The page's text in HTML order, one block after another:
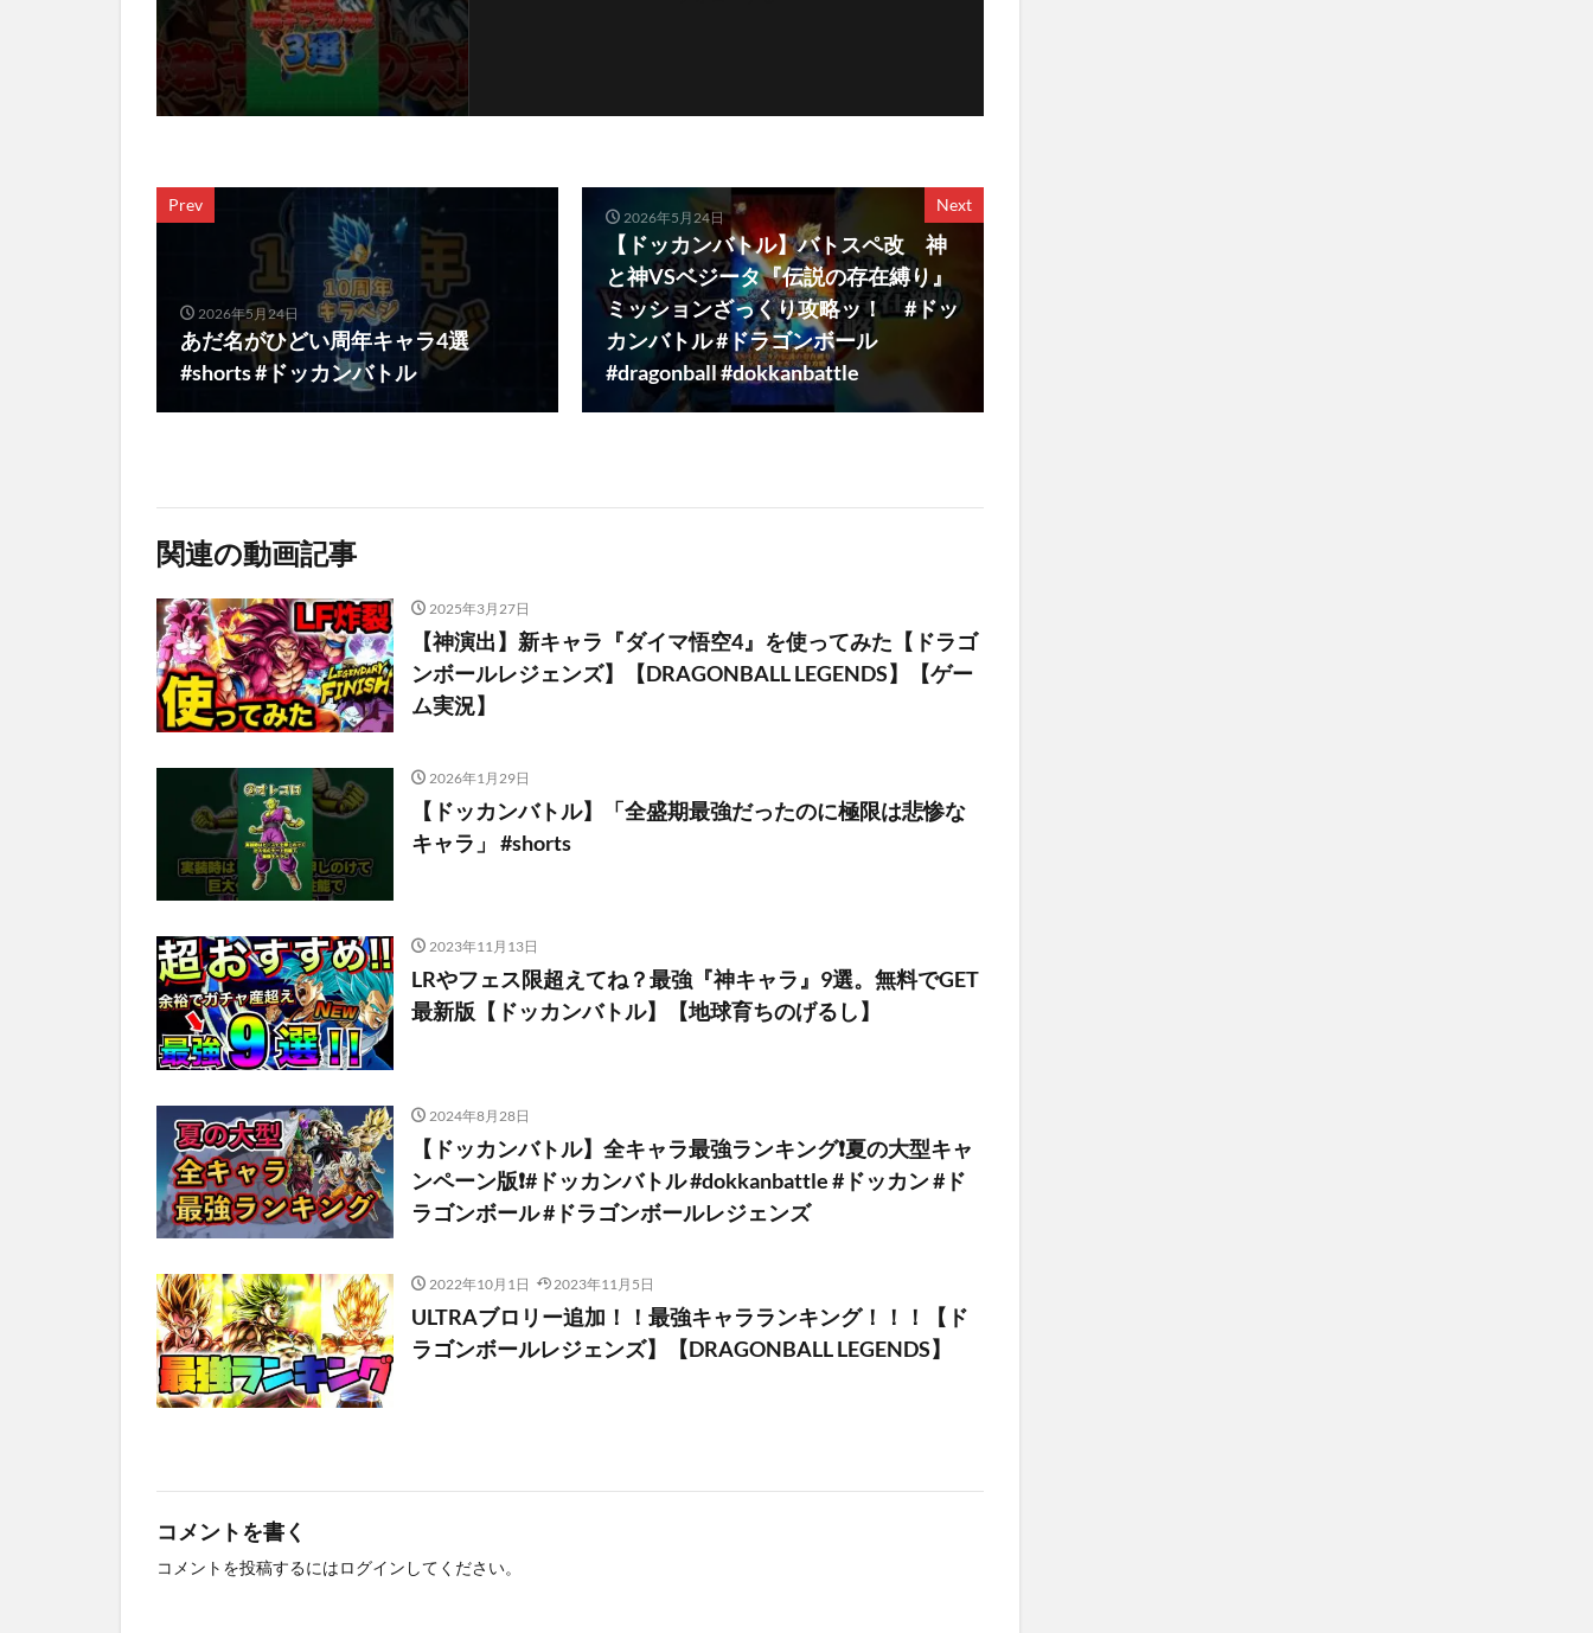
Prev
2026年5月24日
あだ名がひどい周年キャラ4選
#shorts #ドッカンバトル
Next
2026年5月24日
【ドッカンバトル】バトスペ改 神
と神VSベジータ『伝説の存在縛り』
ミッションざっくり攻略ッ！ #ドッ
カンバトル #ドラゴンボール
#dragonball #dokkanbattle
関連の動画記事
2025年3月27日
【神演出】新キャラ『ダイマ悟空4』を使ってみた【ドラゴ
ンボールレジェンズ】【DRAGONBALL LEGENDS】【ゲー
ム実況】
2026年1月29日
【ドッカンバトル】「全盛期最強だったのに極限は悲惨な
キャラ」 #shorts
2023年11月13日
LRやフェス限超えてね？最強『神キャラ』9選。無料でGET
最新版【ドッカンバトル】【地球育ちのげるし】
2024年8月28日
【ドッカンバトル】全キャラ最強ランキング❗️夏の大型キャ
ンペーン版❗️#ドッカンバトル #dokkanbattle #ドッカン #ド
ラゴンボール #ドラゴンボールレジェンズ
2022年10月1日 2023年11月5日
ULTRAブロリー追加！！最強キャラランキング！！！【ド
ラゴンボールレジェンズ】【DRAGONBALL LEGENDS】
コメントを書く
コメントを投稿するにはログイン してください。